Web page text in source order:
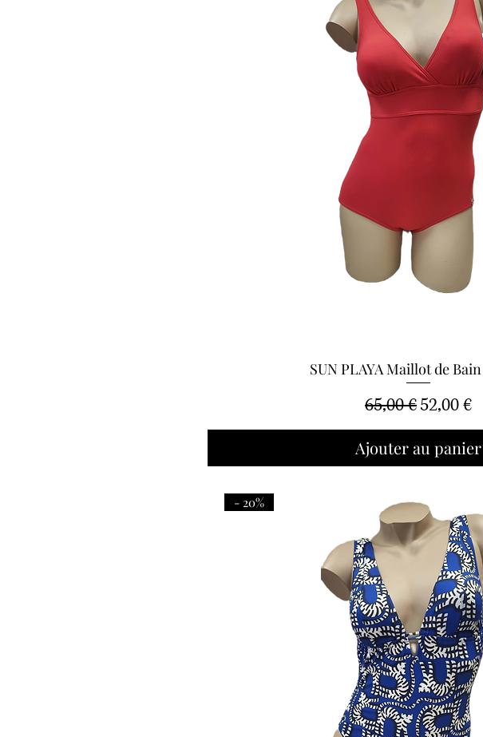
Aperçu rapide
SUN PLAYA Maillot de
Prix original
65,00 €Prix
52,00 €
Ajouter au panier
- 20%